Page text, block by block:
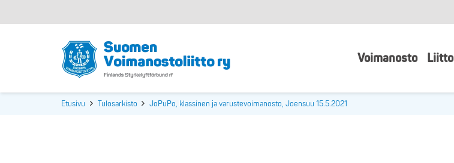
Voimanosto Liitto
Etusivu Tulosarkisto JoPuPo, klassinen ja varustevoimanosto, Joensuu 15.5.2021